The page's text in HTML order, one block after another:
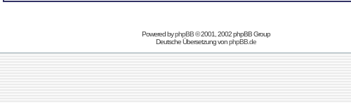
Powered byphpBB© 2001, 2002 phpBB Group
Deutsche Übersetzung vonphpBB.de